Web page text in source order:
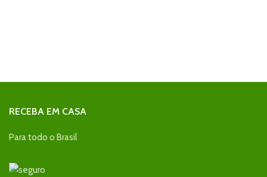
RECEBA EM CASA
Para todo o Brasil